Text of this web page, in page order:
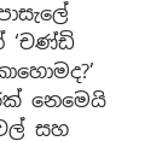
‘චණ්ඩි
නෙමෙයි
සහ